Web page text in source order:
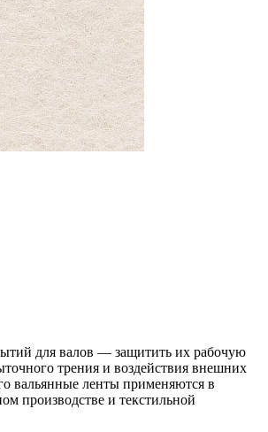
для валов — защитить их рабочую
трения и воздействия внешних
вальянные ленты применяются в
производстве и текстильной